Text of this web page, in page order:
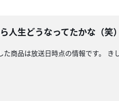
人生どうなってたかな（笑
商品は放送日時点の情報です。 き